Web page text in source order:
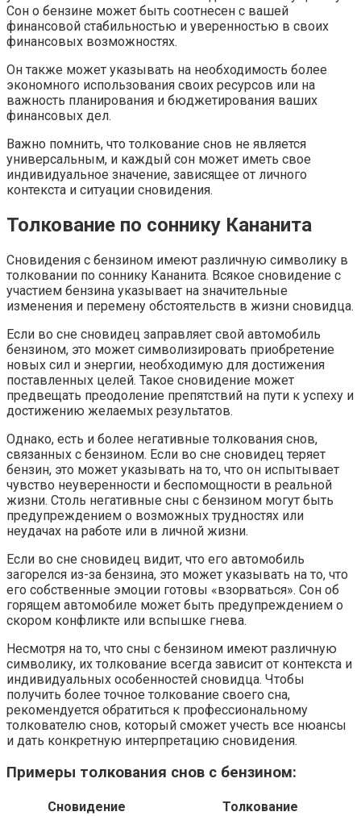
Сон о бензине может быть соотнесен с вашей
финансовой стабильностью и уверенностью в своих
финансовых возможностях.
Он также может указывать на необходимость более
экономного использования своих ресурсов или на
важность планирования и бюджетирования ваших
финансовых дел.
Важно помнить, что толкование снов не является
универсальным, и каждый сон может иметь свое
индивидуальное значение, зависящее от личного
контекста и ситуации сновидения.
Толкование по соннику Кананита
Сновидения с бензином имеют различную символику в
толковании по соннику Кананита. Всякое сновидение с
участием бензина указывает на значительные
изменения и перемену обстоятельств в жизни сновидца.
Если во сне сновидец заправляет свой автомобиль
бензином, это может символизировать приобретение
новых сил и энергии, необходимую для достижения
поставленных целей. Такое сновидение может
предвещать преодоление препятствий на пути к успеху и
достижению желаемых результатов.
Однако, есть и более негативные толкования снов,
связанных с бензином. Если во сне сновидец теряет
бензин, это может указывать на то, что он испытывает
чувство неуверенности и беспомощности в реальной
жизни. Столь негативные сны с бензином могут быть
предупреждением о возможных трудностях или
неудачах на работе или в личной жизни.
Если во сне сновидец видит, что его автомобиль
загорелся из-за бензина, это может указывать на то, что
его собственные эмоции готовы «взорваться». Сон об
горящем автомобиле может быть предупреждением о
скором конфликте или вспышке гнева.
Несмотря на то, что сны с бензином имеют различную
символику, их толкование всегда зависит от контекста и
индивидуальных особенностей сновидца. Чтобы
получить более точное толкование своего сна,
рекомендуется обратиться к профессиональному
толкователю снов, который сможет учесть все нюансы
и дать конкретную интерпретацию сновидения.
Примеры толкования снов с бензином:
Сновидение
Толкование